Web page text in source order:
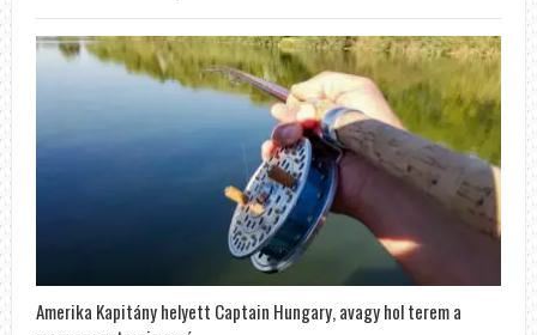
Amerika Kapitány helyett Captain Hungary, avagy hol terem a